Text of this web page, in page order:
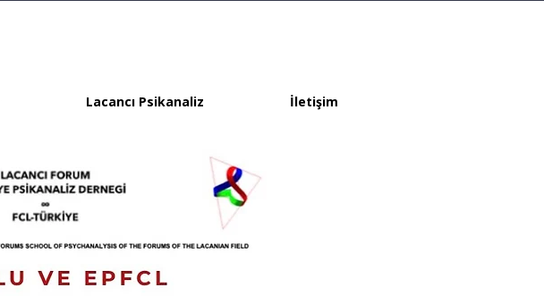
Lacancı Psikanaliz İletişim